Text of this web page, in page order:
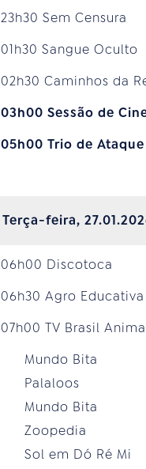
23h30 Sem Censura
01h30 Sangue Oculto
02h30 Caminhos da
03h00 Sessão de
05h00 Trio de Ataque
Terça-feira,
06h00 Discotoca
06h30 Agro Educativa
07h00 TV Brasil
Mundo Bita
Palaloos
Mundo Bita
Zoopedia
Sol em Dó Ré Mi